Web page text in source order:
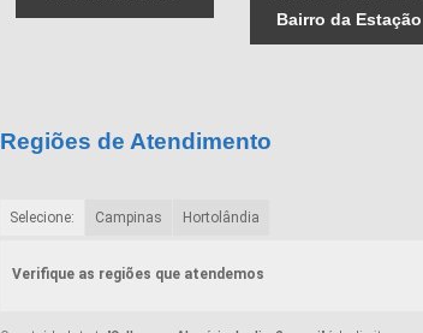
Bairro da Estação
Regiões de Atendimento
Selecione: Campinas Hortolândia
Verifique as regiões que atendemos